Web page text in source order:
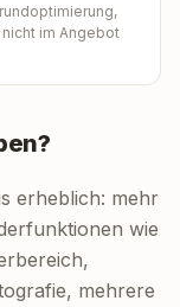
im Angebot
erheblich: mehr
wie
mehrere